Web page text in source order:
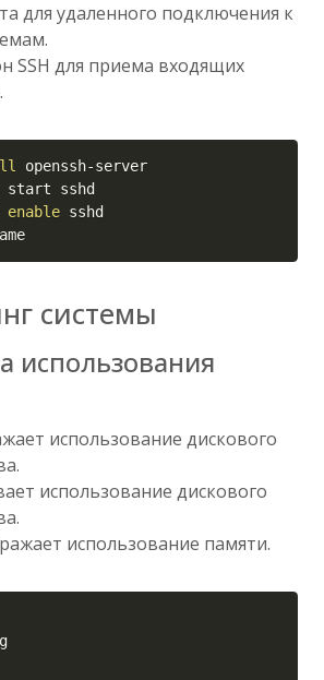
для удаленного подключения к
SSH для приема входящих
enable
системы
использования
использование дискового
использование дискового
использование памяти.